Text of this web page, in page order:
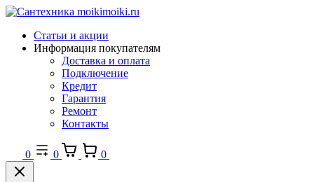
Статьи и акции
Информация покупателям
Доставка и оплата
Подключение
Кредит
Гарантия
Ремонт
Контакты
0 0 0